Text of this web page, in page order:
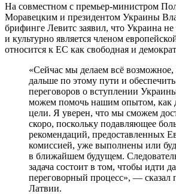
На совместном с премьер-министром
Моравецким и президентом Украины
брифинге Левитс заявил, что Украина не
и культурно является членом
относится к ЕС как свободная и
«Сейчас мы делаем всё
дальше по этому пути и
переговоров о вступлении
можем помочь нашим опытом, как
цели. Я уверен, что мы сможем
скоро, поскольку подавляющее
рекомендаций, предоставленных
комиссией, уже выполнены или
в ближайшем будущем.
задача состоит в том, чтобы идти
переговорный процесс», — сказал
Латвии.